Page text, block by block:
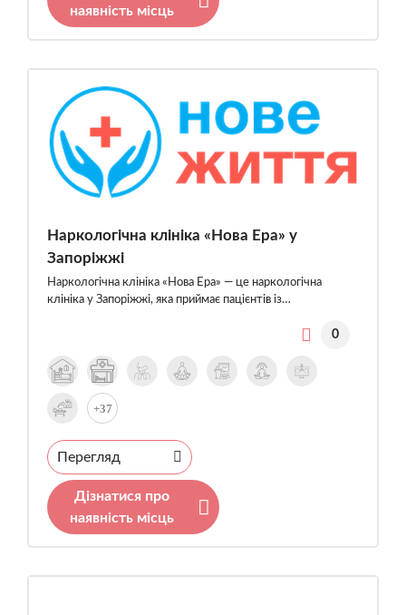
наявність місць
Наркологічна клініка «Нова Ера» у
Запоріжжі
Наркологічна клініка «Нова Ера» — це наркологічна
клініка у Запоріжжі, яка приймає пацієнтів із…
0
+37
Перегляд
Дізнатися про
наявність місць